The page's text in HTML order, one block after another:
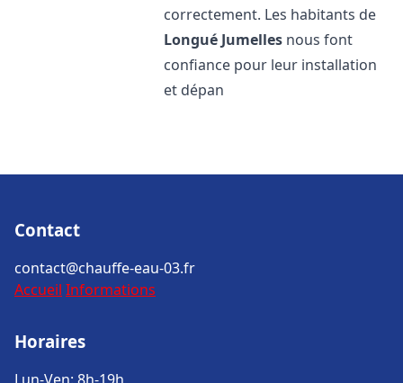
correctement. Les habitants de
Longué Jumelles nous font
confiance pour leur installation
et dépan
Contact
contact@chauffe-eau-03.fr
Accueil Informations
Horaires